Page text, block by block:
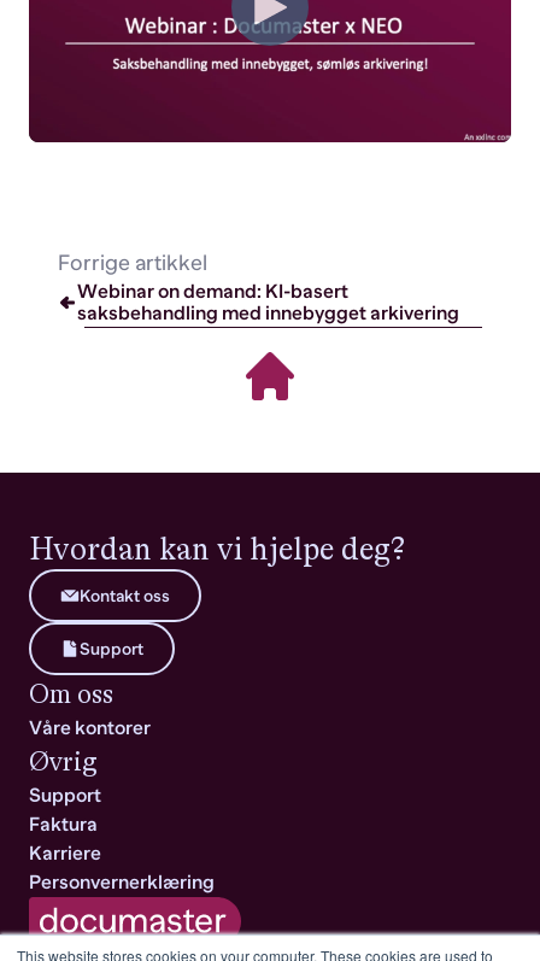
This website stores cookies on your computer. These cookies are used to
Forrige artikkel
Webinar on demand: KI-basert
saksbehandling med innebygget arkivering
Hvordan kan vi hjelpe deg?
Kontakt oss
Support
Om oss
Våre kontorer
Øvrig
Support
Faktura
Karriere
Personvernerklæring